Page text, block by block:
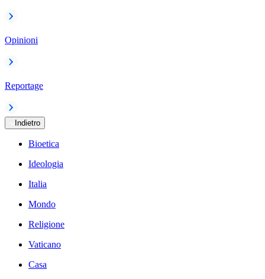
Opinioni
Reportage
Indietro
Bioetica
Ideologia
Italia
Mondo
Religione
Vaticano
Casa